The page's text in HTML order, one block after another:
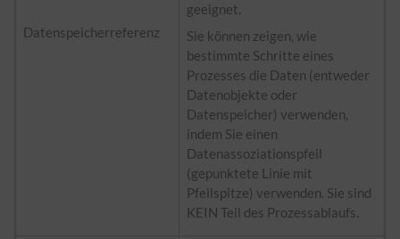
Datenspeicherreferenz
geeignet.
Sie können zeigen, wie
bestimmte Schritte eines
Prozesses die Daten (entweder
Datenobjekte oder
Datenspeicher) verwenden,
indem Sie einen
Datenassoziationspfeil
(gepunktete Linie mit
Pfeilspitze) verwenden. Sie sind
KEIN Teil des Prozessablaufs.